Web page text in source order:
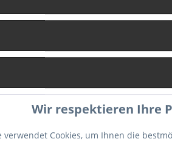
Bewertungen 0
pur!
Wir respektieren Ihre
verwendet Cookies, um Ihnen die